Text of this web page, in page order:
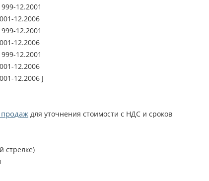
12.2001
12.2006
12.2001
12.2006
12.2001
12.2006
12.2006 J
для уточнения стоимости с НДС и сроков
стрелке)